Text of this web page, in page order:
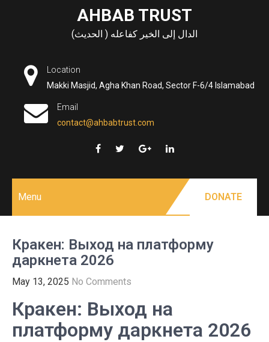
AHBAB TRUST
الدال إلى الخير كفاعله ( الحديث)
Location
Makki Masjid, Agha Khan Road, Sector F-6/4 Islamabad
Email
contact@ahbabtrust.com
Menu DONATE
Кракен: Выход на платформу
даркнета 2026
May 13, 2025 No Comments
Кракен: Выход на
платформу даркнета 2026